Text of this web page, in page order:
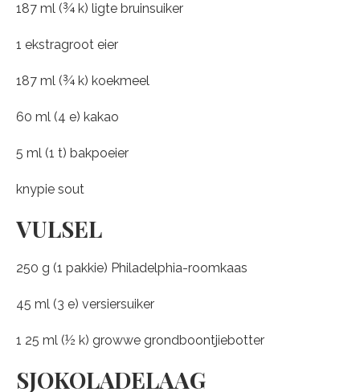
187 ml (¾ k) ligte bruinsuiker
1 ekstragroot eier
187 ml (¾ k) koekmeel
60 ml (4 e) kakao
5 ml (1 t) bakpoeier
knypie sout
VULSEL
250 g (1 pakkie) Philadelphia-roomkaas
45 ml (3 e) versiersuiker
1 25 ml (½ k) growwe grondboontjiebotter
SJOKOLADELAAG